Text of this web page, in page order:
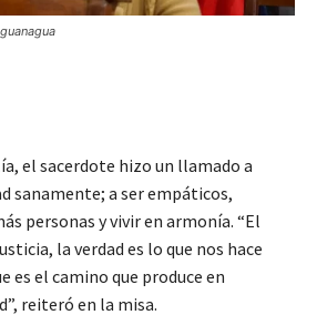
el sacerdote hizo un llamado a
sanamente; a ser empáticos,
personas y vivir en armonía. “El
la verdad es lo que nos hace
es el camino que produce en
reiteró en la misa.